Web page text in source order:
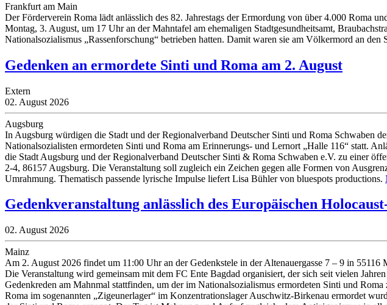
Frankfurt am Main
Der Förderverein Roma lädt anlässlich des 82. Jahrestags der Ermordung von über 4.000 Roma
Montag, 3. August, um 17 Uhr an der Mahntafel am ehemaligen Stadtgesundheitsamt,
Nationalsozialismus „Rassenforschung“ betrieben hatten. Damit waren sie am Völkermord an
Gedenken an ermordete Sinti und Roma am 2. August
Extern
02. August 2026
Augsburg
In Augsburg würdigen die Stadt und der Regionalverband Deutscher Sinti und Roma Schwaben
Nationalsozialisten ermordeten Sinti und Roma am Erinnerungs- und Lernort „Halle 116“ statt.
die Stadt Augsburg und der Regionalverband Deutscher Sinti & Roma Schwaben e.V. zu einer
2-4, 86157 Augsburg. Die Veranstaltung soll zugleich ein Zeichen gegen alle Formen von
Umrahmung. Thematisch passende lyrische Impulse liefert Lisa Bühler von bluespots productions.
Gedenkveranstaltung anlässlich des Europäischen
02. August 2026
Mainz
Am 2. August 2026 findet um 11:00 Uhr an der Gedenkstele in der Altenauergasse 7 – 9 in
Die Veranstaltung wird gemeinsam mit dem FC Ente Bagdad organisiert, der sich seit vielen
Gedenkreden am Mahnmal stattfinden, um der im Nationalsozialismus ermordeten Sinti und
Roma im sogenannten „Zigeunerlager“ im Konzentrationslager Auschwitz-Birkenau ermordet